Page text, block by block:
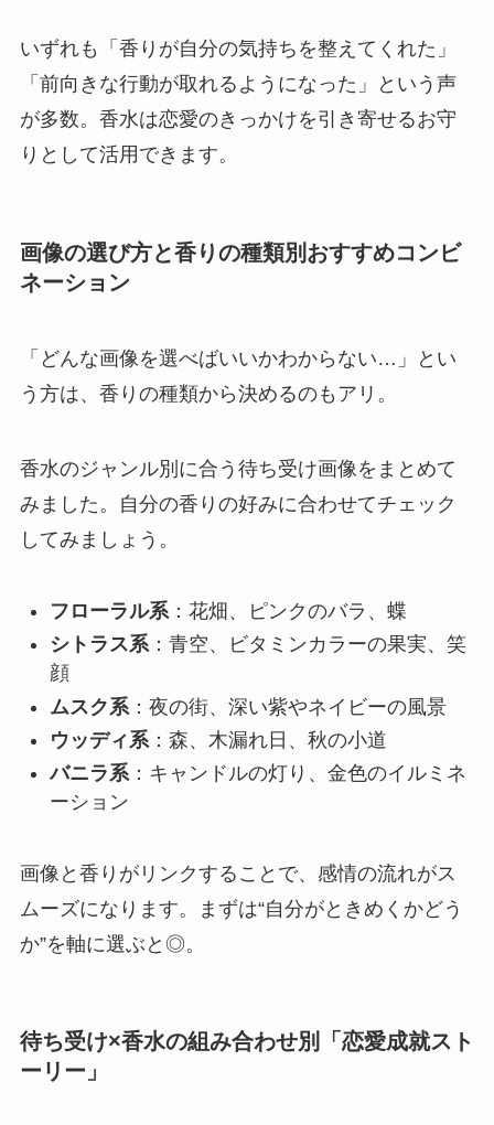
いずれも「香りが自分の気持ちを整えてくれた」
「前向きな行動が取れるようになった」という声
が多数。香水は恋愛のきっかけを引き寄せるお守
りとして活用できます。
画像の選び方と香りの種類別おすすめコンビ
ネーション
「どんな画像を選べばいいかわからない…」とい
う方は、香りの種類から決めるのもアリ。
香水のジャンル別に合う待ち受け画像をまとめて
みました。自分の香りの好みに合わせてチェック
してみましょう。
フローラル系：花畑、ピンクのバラ、蝶
シトラス系：青空、ビタミンカラーの果実、笑
顔
ムスク系：夜の街、深い紫やネイビーの風景
ウッディ系：森、木漏れ日、秋の小道
バニラ系：キャンドルの灯り、金色のイルミネ
ーション
画像と香りがリンクすることで、感情の流れがス
ムーズになります。まずは“自分がときめくかどう
か”を軸に選ぶと◎。
待ち受け×香水の組み合わせ別「恋愛成就スト
ーリー」